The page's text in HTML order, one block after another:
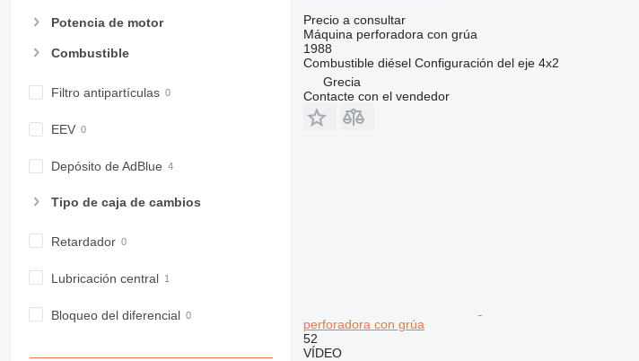
Potencia de motor
Combustible
Filtro antipartículas
EEV
Depósito de AdBlue
Tipo de caja de cambios
Retardador
Lubricación central
Bloqueo del diferencial
Precio a consultar
Máquina perforadora con grúa
1988
Combustible diésel Configuración del eje 4x2
Grecia
Contacte con el vendedor
perforadora con grúa
52
VÍDEO